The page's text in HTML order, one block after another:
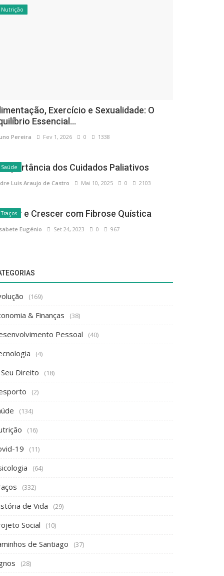
Nutrição
Exercício e Sexualidade: O
Essencial...
Pereira Fev 1, 2026 0 1338
Saúde dos Cuidados Paliativos
Luis Araujo de Castro Mai 10, 2025 0 2103
Traços e Crescer com Fibrose Quística
Eugénio Set 24, 2023 0 967
(169)
& Finanças (38)
Pessoal (40)
(4)
Direito (18)
(2)
(134)
(16)
19 (11)
(64)
(332)
de Vida (29)
Social (10)
de Santiago (37)
(28)